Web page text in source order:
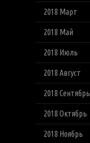
2018 Март
2018 Май
2018 Июль
2018 Август
2018 Сентябрь
2018 Октябрь
2018 Ноябрь